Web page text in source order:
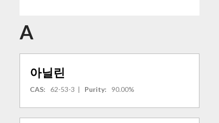
A
아닐린
CAS: 62-53-3 | Purity: 90.00%